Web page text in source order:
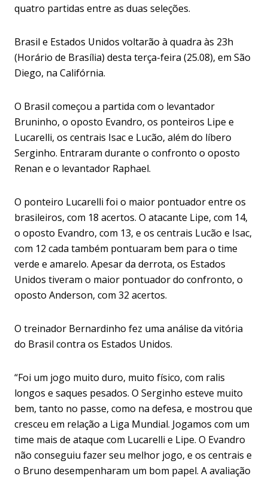
quatro partidas entre as duas seleções.
Brasil e Estados Unidos voltarão à quadra às 23h
(Horário de Brasília) desta terça-feira (25.08), em São
Diego, na Califórnia.
O Brasil começou a partida com o levantador
Bruninho, o oposto Evandro, os ponteiros Lipe e
Lucarelli, os centrais Isac e Lucão, além do líbero
Serginho. Entraram durante o confronto o oposto
Renan e o levantador Raphael.
O ponteiro Lucarelli foi o maior pontuador entre os
brasileiros, com 18 acertos. O atacante Lipe, com 14,
o oposto Evandro, com 13, e os centrais Lucão e Isac,
com 12 cada também pontuaram bem para o time
verde e amarelo. Apesar da derrota, os Estados
Unidos tiveram o maior pontuador do confronto, o
oposto Anderson, com 32 acertos.
O treinador Bernardinho fez uma análise da vitória
do Brasil contra os Estados Unidos.
“Foi um jogo muito duro, muito físico, com ralis
longos e saques pesados. O Serginho esteve muito
bem, tanto no passe, como na defesa, e mostrou que
cresceu em relação a Liga Mundial. Jogamos com um
time mais de ataque com Lucarelli e Lipe. O Evandro
não conseguiu fazer seu melhor jogo, e os centrais e
o Bruno desempenharam um bom papel. A avaliação